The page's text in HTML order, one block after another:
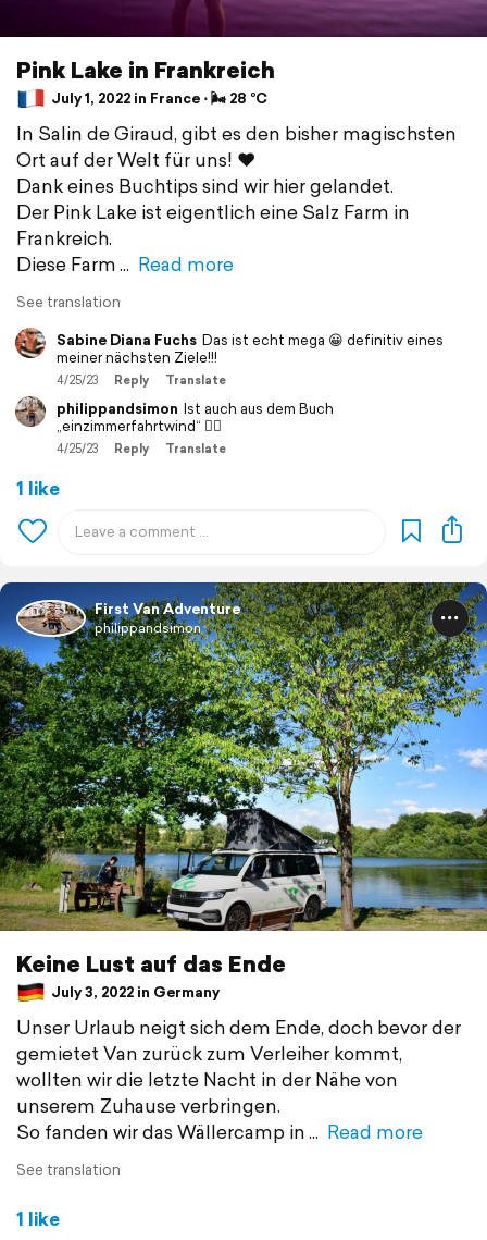
Pink Lake in Frankreich
July 1, 2022 in France ⋅ 🌬 28 °C
In Salin de Giraud, gibt es den bisher magischsten
Ort auf der Welt für uns! ❤️
Dank eines Buchtips sind wir hier gelandet.
Der Pink Lake ist eigentlich eine Salz Farm in
Frankreich.
Diese Farm
Read more
See translation
Sabine Diana Fuchs Das ist echt mega 😀 definitiv eines
meiner nächsten Ziele!!!
4/25/23 Reply Translate
philippandsimon Ist auch aus dem Buch
„einzimmerfahrtwind“ 👌🏽
4/25/23 Reply Translate
1 like
First Van Adventure
philippandsimon
Keine Lust auf das Ende
July 3, 2022 in Germany
Unser Urlaub neigt sich dem Ende, doch bevor der
gemietet Van zurück zum Verleiher kommt,
wollten wir die letzte Nacht in der Nähe von
unserem Zuhause verbringen.
So fanden wir das Wällercamp in
Read more
See translation
1 like